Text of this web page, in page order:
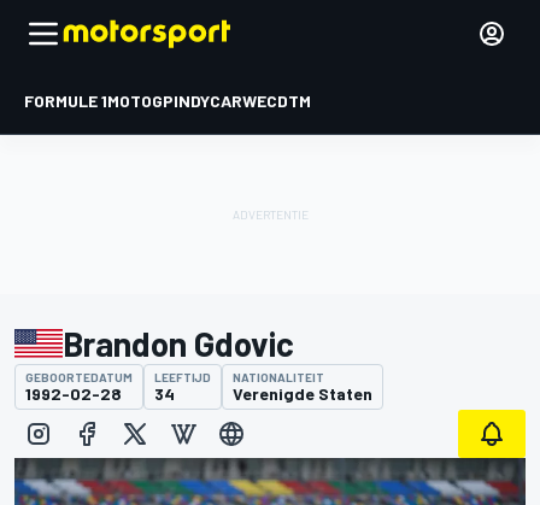
FORMULE 1MOTOGPINDYCARWECDTM
Brandon Gdovic
GEBOORTEDATUM
1992-02-28
LEEFTIJD
34
NATIONALITEIT
Verenigde Staten